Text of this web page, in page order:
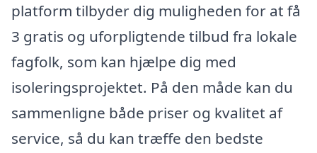
platform tilbyder dig muligheden for at få
3 gratis og uforpligtende tilbud fra lokale
fagfolk, som kan hjælpe dig med
isoleringsprojektet. På den måde kan du
sammenligne både priser og kvalitet af
service, så du kan træffe den bedste